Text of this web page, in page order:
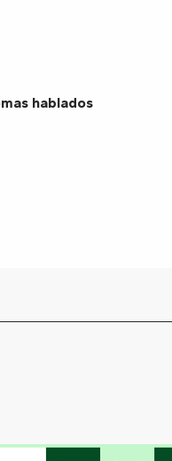
hablados
hablados